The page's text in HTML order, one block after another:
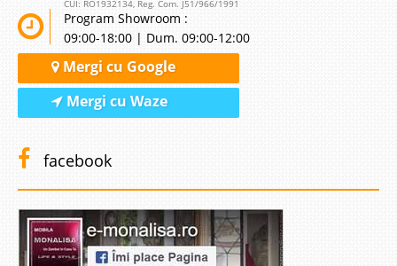
CUI: RO1932134, Reg. Com. J51/966/1991
Program Showroom :
09:00-18:00 | Dum. 09:00-12:00
Mergi cu Google
Mergi cu Waze
facebook